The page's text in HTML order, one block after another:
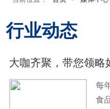
行业动态
大咖齐聚，带您领略
每
食